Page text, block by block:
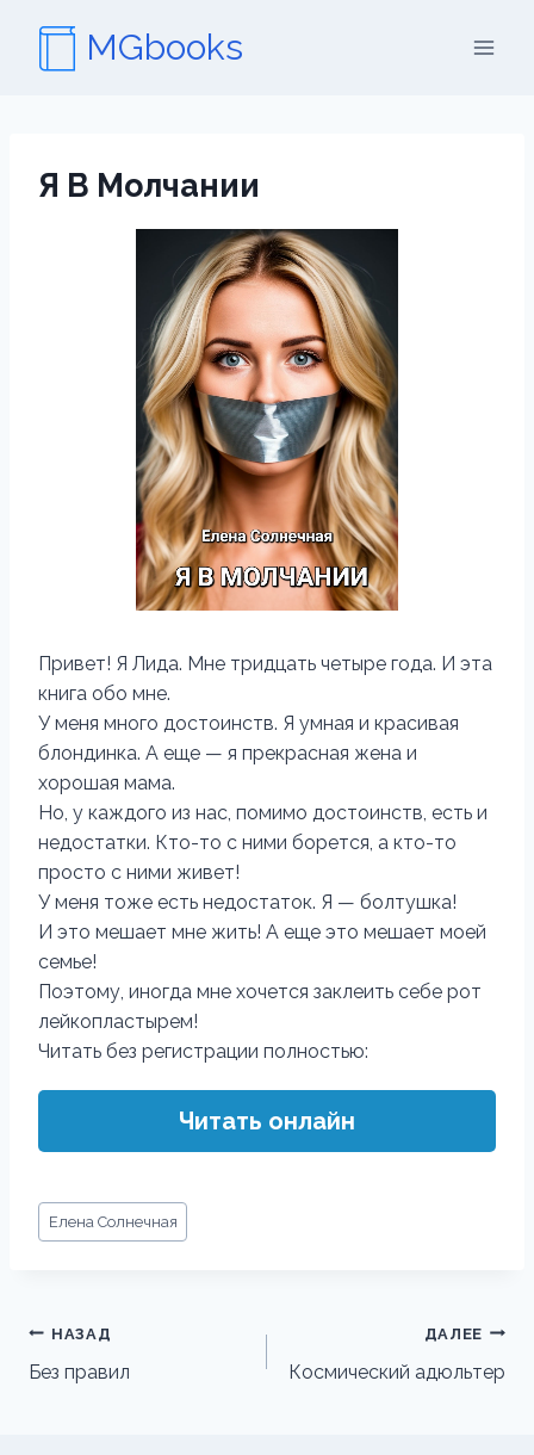
содержимому
MGbooks
Я В Молчании
Привет! Я Лида. Мне тридцать четыре года. И эта
книга обо мне.
У меня много достоинств. Я умная и красивая
блондинка. А еще — я прекрасная жена и
хорошая мама.
Но, у каждого из нас, помимо достоинств, есть и
недостатки. Кто-то с ними борется, а кто-то
просто с ними живет!
У меня тоже есть недостаток. Я — болтушка!
И это мешает мне жить! А еще это мешает моей
семье!
Поэтому, иногда мне хочется заклеить себе рот
лейкопластырем!
Читать без регистрации полностью:
Читать онлайн
Метки
записи:
Елена Солнечная
Навигация
по
НАЗАД
Без правил
ДАЛЕЕ
Космический адюльтер